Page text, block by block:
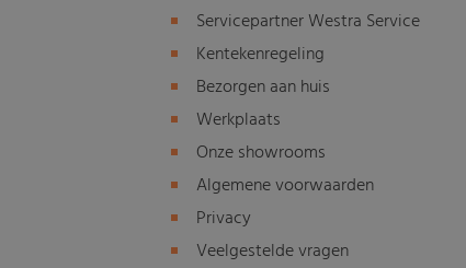
Servicepartner Westra Service
Kentekenregeling
Bezorgen aan huis
Werkplaats
Onze showrooms
Algemene voorwaarden
Privacy
Veelgestelde vragen